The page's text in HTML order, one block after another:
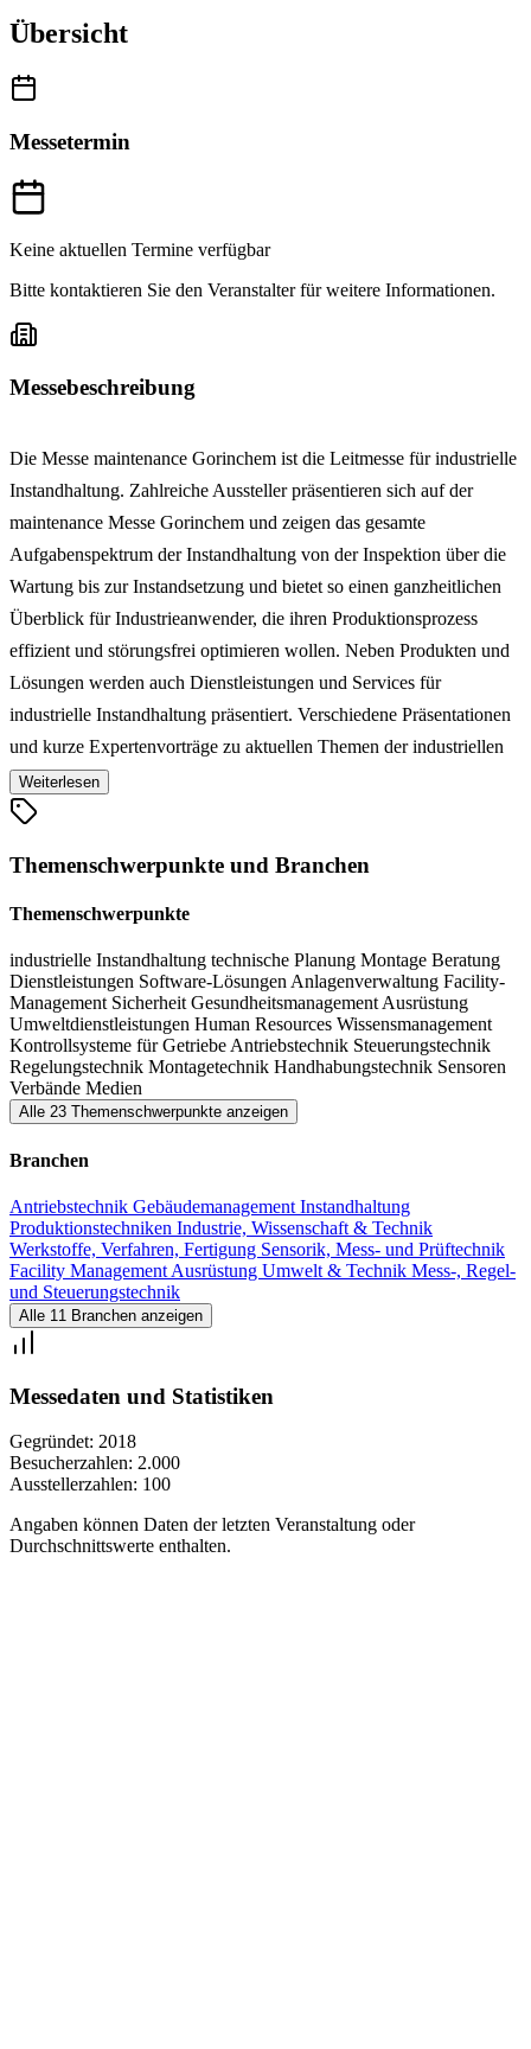
Übersicht
Messetermin
Keine aktuellen Termine verfügbar
Bitte kontaktieren Sie den Veranstalter für weitere Informationen.
Messebeschreibung
Die Messe maintenance Gorinchem ist die Leitmesse für industrielle
Instandhaltung. Zahlreiche Aussteller präsentieren sich auf der
maintenance Messe Gorinchem und zeigen das gesamte
Aufgabenspektrum der Instandhaltung von der Inspektion über die
Wartung bis zur Instandsetzung und bietet so einen ganzheitlichen
Überblick für Industrieanwender, die ihren Produktionsprozess
effizient und störungsfrei optimieren wollen. Neben Produkten und
Lösungen werden auch Dienstleistungen und Services für
industrielle Instandhaltung präsentiert. Verschiedene Präsentationen
und kurze Expertenvorträge zu aktuellen Themen der industriellen
Instandhaltung runden das Angebots- und Informationsangebot der
maintenance Gorinchem ab.
Weiterlesen
Themenschwerpunkte und Branchen
Themenschwerpunkte
industrielle Instandhaltung technische Planung Montage Beratung
Dienstleistungen Software-Lösungen Anlagenverwaltung Facility-
Management Sicherheit Gesundheitsmanagement Ausrüstung
Umweltdienstleistungen Human Resources Wissensmanagement
Kontrollsysteme für Getriebe Antriebstechnik Steuerungstechnik
Regelungstechnik Montagetechnik Handhabungstechnik Sensoren
Verbände Medien
Alle 23 Themenschwerpunkte anzeigen
Branchen
Antriebstechnik Gebäudemanagement Instandhaltung
Produktionstechniken Industrie, Wissenschaft & Technik
Werkstoffe, Verfahren, Fertigung Sensorik, Mess- und Prüftechnik
Facility Management Ausrüstung Umwelt & Technik Mess-, Regel-
und Steuerungstechnik
Alle 11 Branchen anzeigen
Messedaten und Statistiken
Gegründet: 2018
Besucherzahlen: 2.000
Ausstellerzahlen: 100
Angaben können Daten der letzten Veranstaltung oder
Durchschnittswerte enthalten.